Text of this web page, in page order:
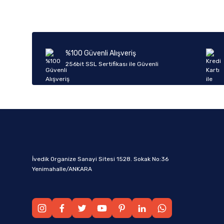
%100 Güvenli Alışveriş
256bit SSL Sertifikası ile Güvenli
İvedik Organize Sanayi Sitesi 1528. Sokak No:36
Yenimahalle/ANKARA